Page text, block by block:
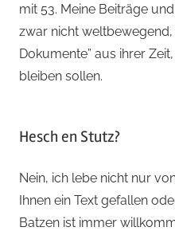
mit 53. Meine Beiträge
zwar nicht
Dokumente” aus ihrer
bleiben sollen.
Hesch en Stutz?
Nein, ich lebe nicht nur
Ihnen ein Text gefallen
Batzen ist immer